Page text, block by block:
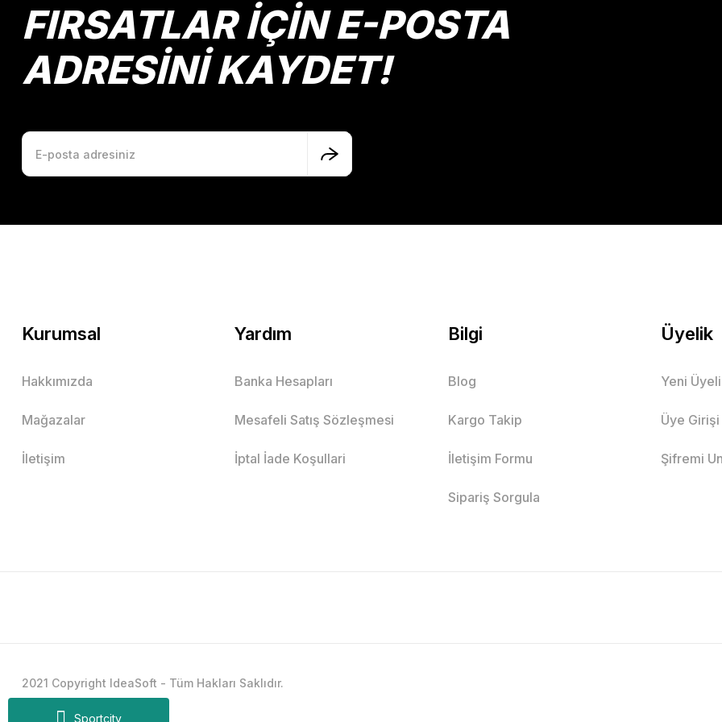
Sportcity
FIRSATLAR İÇİN E-POSTA
ADRESİNİ KAYDET!
Kurumsal
Hakkımızda
Mağazalar
İletişim
Yardım
Banka Hesapları
Mesafeli Satış Sözleşmesi
İptal İade Koşullari
Bilgi
Blog
Kargo Takip
İletişim Formu
Sipariş Sorgula
Üyelik
Yeni
Üye Girişi
Şifremi
2021 Copyright IdeaSoft - Tüm Hakları Saklıdır.